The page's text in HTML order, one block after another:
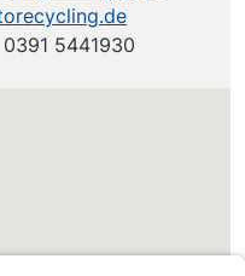
0391 5441930